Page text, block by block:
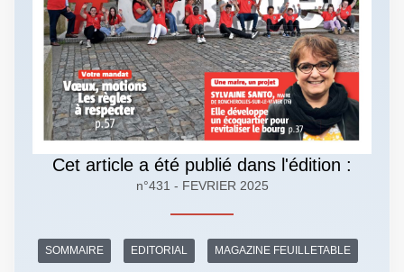
Cet article a été publié dans l'édition :
n°431 - FEVRIER 2025
SOMMAIRE EDITORIAL MAGAZINE FEUILLETABLE